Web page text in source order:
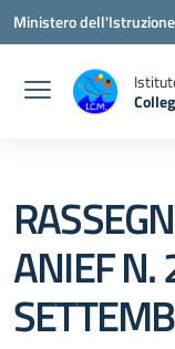
Vai ai contenuti
Vai al menu di
Vai al footer
Ministero
ANIEF N.